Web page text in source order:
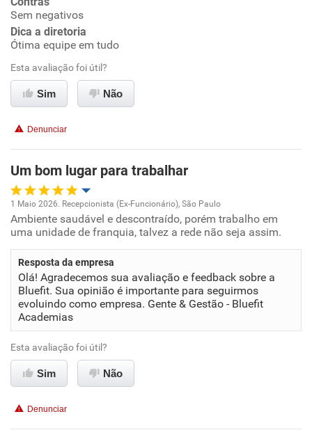
Conciliação com a vida familiar
Recomenda esta empresa
Sem negativos
Dica a diretoria
Ótima equipe em tudo
Esta avaliação foi útil?
Sim Não
Denunciar
Um bom lugar para trabalhar
Oportunidade de promoção
Conciliação com a vida familiar
Benefícios
Recomenda esta empresa
Não recomenda a diretoria
1 Maio 2026. Recepcionista (Ex-Funcionário), São Paulo
Ambiente saudável e descontraído, porém trabalho em
uma unidade de franquia, talvez a rede não seja assim.
Resposta da empresa
Olá! Agradecemos sua avaliação e feedback sobre a
Bluefit. Sua opinião é importante para seguirmos
evoluindo como empresa. Gente & Gestão - Bluefit
Academias
Esta avaliação foi útil?
Sim Não
Denunciar